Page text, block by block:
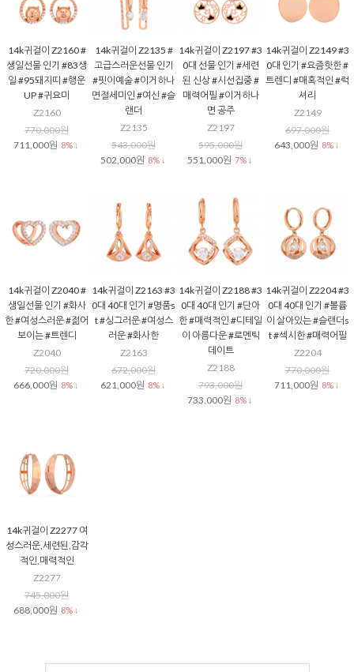
14k귀걸이 Z2160 #
생일선물 인기 #83생
일 #95돼지띠 #행운
UP #귀요미
Z2160
770,000원
711,000원 8% ↓
14k귀걸이 Z2135 #
고급스러운선물 인기
#핏이예술 #이거하나
면절세미인 #여신 #슬
랜더
Z2135
543,000원
502,000원 8% ↓
14k귀걸이 Z2197 #3
0대 선물 인기 #세련
된 신상 #시선집중 #
매력어필 #이거하나
면 공주
Z2197
595,000원
551,000원 7% ↓
14k귀걸이 Z2149 #3
0대 인기 #요즘핫한 #
트렌디 #매혹적인 #럭
셔리
Z2149
697,000원
643,000원 8% ↓
14k귀걸이 Z2040 #
생일선물 인기 #화사
한 #여성스러운 #젊어
보이는 #트렌디
Z2040
720,000원
666,000원 8% ↓
14k귀걸이 Z2163 #3
0대 40대 인기 #명품s
t #싱그러운 #여성스
러운 #화사한
Z2163
672,000원
621,000원 8% ↓
14k귀걸이 Z2188 #3
0대 40대 인기 #단아
한 #매력적인 #디테일
이 아름다운 #로멘틱
데이트
Z2188
793,000원
733,000원 8% ↓
14k귀걸이 Z2204 #3
0대 40대 인기 #볼륨
이 살아있는 #슬랜더s
t #섹시한 #매력어필
Z2204
770,000원
711,000원 8% ↓
14k귀걸이 Z2277 여
성스러운,세련된,감각
적인,매력적인
Z2277
745,000원
688,000원 8% ↓